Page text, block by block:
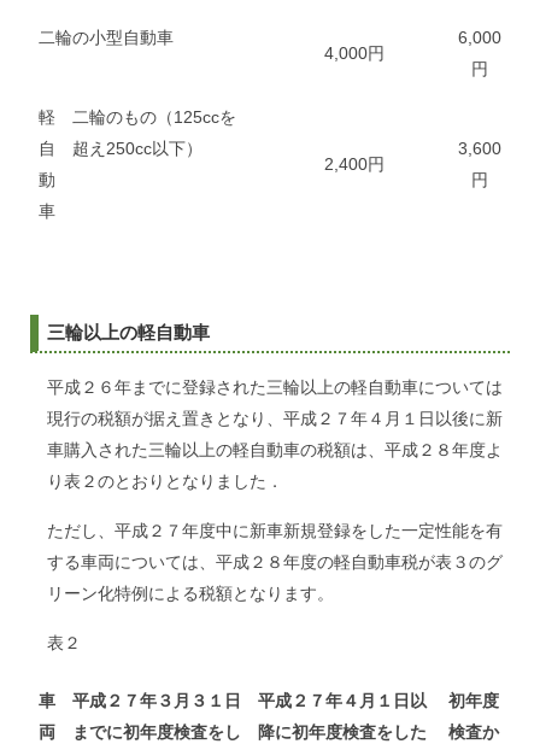
二輪の小型自動車
4,000円
6,000
円
軽
自
動
車
二輪のもの（125ccを
超え250cc以下）
2,400円
3,600
円
三輪以上の軽自動車
平成２６年までに登録された三輪以上の軽自動車については
現行の税額が据え置きとなり、平成２７年４月１日以後に新
車購入された三輪以上の軽自動車の税額は、平成２８年度よ
り表２のとおりとなりました．
ただし、平成２７年度中に新車新規登録をした一定性能を有
する車両については、平成２８年度の軽自動車税が表３のグ
リーン化特例による税額となります。
表２
車
両
平成２７年３月３１日
までに初年度検査をし
平成２７年４月１日以
降に初年度検査をした
初年度
検査か